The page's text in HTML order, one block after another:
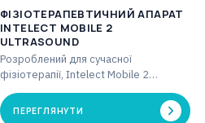
ФІЗІОТЕРАПЕВТИЧНИЙ АПАРАТ
INTELECT MOBILE 2
ULTRASOUND
Розроблений для сучасної
фізіотерапії, Intelect Mobile 2
Ultrasound має інтуїтивно зрозумілий
інтерфейс і передові технології.
ПЕРЕГЛЯНУТИ